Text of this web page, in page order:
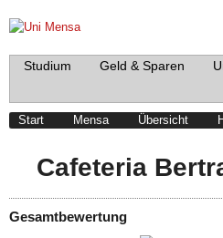
Studium Geld & Sparen
Start Mensa Übersicht
Cafeteria
Gesamtbewertung